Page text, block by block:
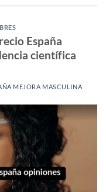
España
científica
MEJORA MASCULINA